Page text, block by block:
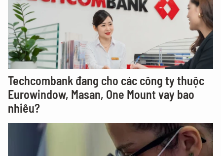
Techcombank đang cho các công ty thuộc
Eurowindow, Masan, One Mount vay bao
nhiêu?